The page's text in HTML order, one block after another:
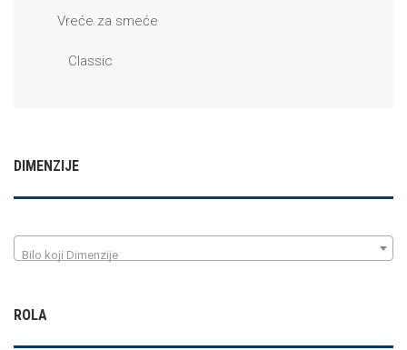
Vreće za smeće
Classic
DIMENZIJE
Bilo koji Dimenzije
ROLA